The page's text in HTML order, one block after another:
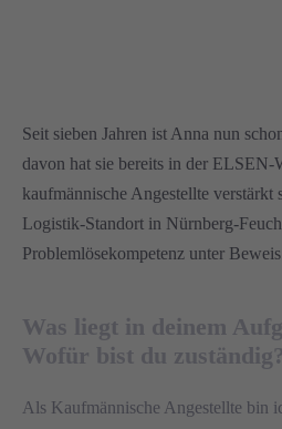
Seit sieben Jahren ist Anna nun
davon hat sie bereits in der ELSEN-
kaufmännische Angestellte verstärkt
Logistik-Standort in Nürnberg-
Problemlösekompetenz unter
Was liegt in deinem
Wofür bist du zuständig?
Als Kaufmännische Angestellte bin